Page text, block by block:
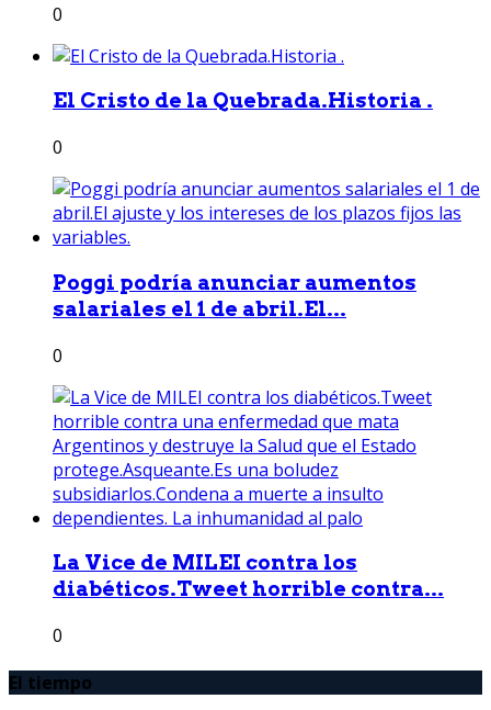
0
El Cristo de la Quebrada.Historia .
0
Poggi podría anunciar aumentos
salariales el 1 de abril.El...
0
La Vice de MILEI contra los
diabéticos.Tweet horrible contra...
0
El tiempo